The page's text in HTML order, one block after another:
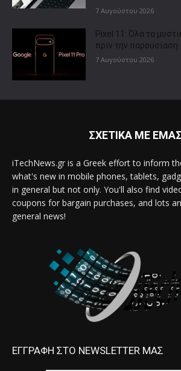
7 Αυγούστου 2026
Pixel 11: Όλα τα
πριν την παρουσίαση
7 Αυγούστου 2026
ΣΧΕΤΙΚΑ ΜΕ ΕΜΑΣ
iTechNews.gr is a Greek effort to inform
what's new in mobile phones, tablets,
in general but not only. You'll also find
coupons for bargain purchases, and lots
general news!
ΕΓΓΡΑΦΗ ΣΤΟ NEWSLETTER ΜΑΣ